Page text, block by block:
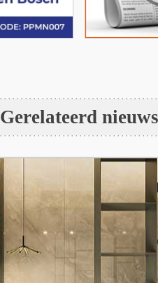
Gerelateerd nieuws